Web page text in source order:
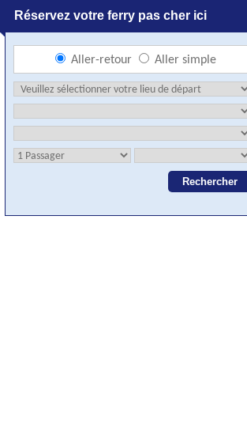
Réservez votre ferry pas cher ici
Aller-retour Aller simple